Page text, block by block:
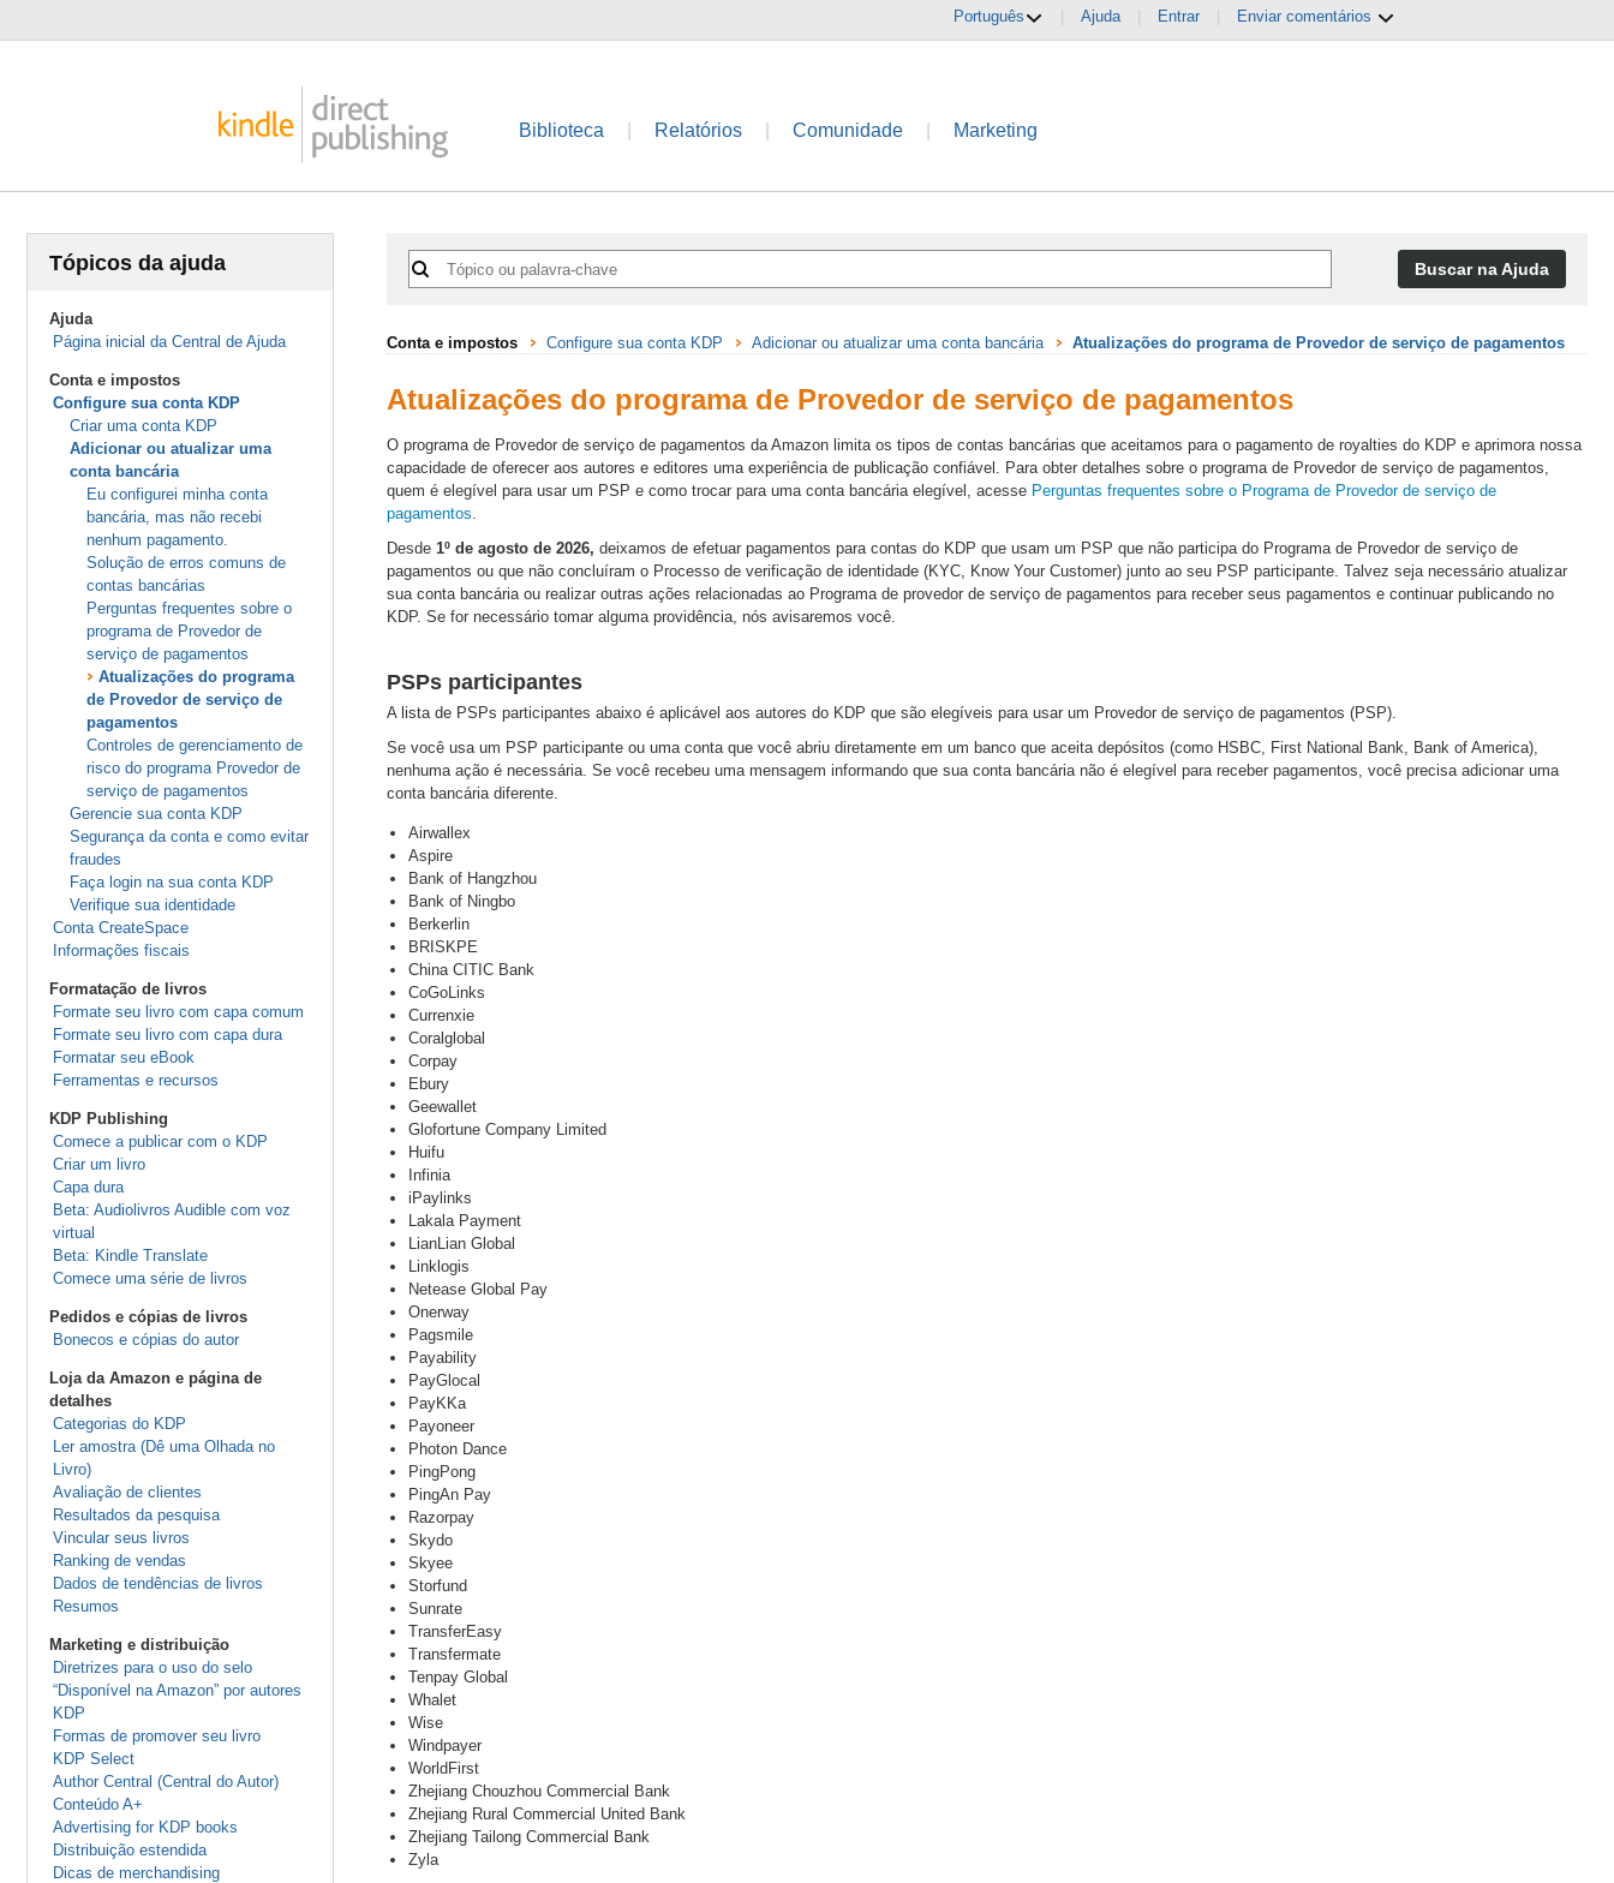
Português Ajuda Entrar Enviar comentários
Biblioteca Relatórios Comunidade Marketing
Tópicos da ajuda
Ajuda
Página inicial da Central de Ajuda
Conta e impostos
Configure sua conta KDP
Criar uma conta KDP
Adicionar ou atualizar uma
conta bancária
Eu configurei minha conta
bancária, mas não recebi
nenhum pagamento.
Solução de erros comuns de
contas bancárias
Perguntas frequentes sobre o
programa de Provedor de
serviço de pagamentos
Atualizações do programa
de Provedor de serviço de
pagamentos
Controles de gerenciamento de
risco do programa Provedor de
serviço de pagamentos
Gerencie sua conta KDP
Segurança da conta e como evitar
fraudes
Faça login na sua conta KDP
Verifique sua identidade
Conta CreateSpace
Informações fiscais
Formatação de livros
Formate seu livro com capa comum
Formate seu livro com capa dura
Formatar seu eBook
Ferramentas e recursos
KDP Publishing
Comece a publicar com o KDP
Criar um livro
Capa dura
Beta: Audiolivros Audible com voz
virtual
Beta: Kindle Translate
Comece uma série de livros
Pedidos e cópias de livros
Bonecos e cópias do autor
Loja da Amazon e página de
detalhes
Categorias do KDP
Ler amostra (Dê uma Olhada no
Livro)
Avaliação de clientes
Resultados da pesquisa
Vincular seus livros
Ranking de vendas
Dados de tendências de livros
Resumos
Marketing e distribuição
Diretrizes para o uso do selo
“Disponível na Amazon” por autores
KDP
Formas de promover seu livro
KDP Select
Author Central (Central do Autor)
Conteúdo A+
Advertising for KDP books
Distribuição estendida
Dicas de merchandising
Buscar na Ajuda
Conta e impostos Configure sua conta KDP Adicionar ou atualizar uma conta bancária Atualizações do programa de Provedor de serviço de pagamentos
Atualizações do programa de Provedor de serviço de pagamentos
O programa de Provedor de serviço de pagamentos da Amazon limita os tipos de contas bancárias que aceitamos para o pagamento de royalties do KDP e aprimora nossa
capacidade de oferecer aos autores e editores uma experiência de publicação confiável. Para obter detalhes sobre o programa de Provedor de serviço de pagamentos,
quem é elegível para usar um PSP e como trocar para uma conta bancária elegível, acesse Perguntas frequentes sobre o Programa de Provedor de serviço de
pagamentos.
Desde 1º de agosto de 2026, deixamos de efetuar pagamentos para contas do KDP que usam um PSP que não participa do Programa de Provedor de serviço de
pagamentos ou que não concluíram o Processo de verificação de identidade (KYC, Know Your Customer) junto ao seu PSP participante. Talvez seja necessário atualizar
sua conta bancária ou realizar outras ações relacionadas ao Programa de provedor de serviço de pagamentos para receber seus pagamentos e continuar publicando no
KDP. Se for necessário tomar alguma providência, nós avisaremos você.
PSPs participantes
A lista de PSPs participantes abaixo é aplicável aos autores do KDP que são elegíveis para usar um Provedor de serviço de pagamentos (PSP).
Se você usa um PSP participante ou uma conta que você abriu diretamente em um banco que aceita depósitos (como HSBC, First National Bank, Bank of America),
nenhuma ação é necessária. Se você recebeu uma mensagem informando que sua conta bancária não é elegível para receber pagamentos, você precisa adicionar uma
conta bancária diferente.
Airwallex
Aspire
Bank of Hangzhou
Bank of Ningbo
Berkerlin
BRISKPE
China CITIC Bank
CoGoLinks
Currenxie
Coralglobal
Corpay
Ebury
Geewallet
Glofortune Company Limited
Huifu
Infinia
iPaylinks
Lakala Payment
LianLian Global
Linklogis
Netease Global Pay
Onerway
Pagsmile
Payability
PayGlocal
PayKKa
Payoneer
Photon Dance
PingPong
PingAn Pay
Razorpay
Skydo
Skyee
Storfund
Sunrate
TransferEasy
Transfermate
Tenpay Global
Whalet
Wise
Windpayer
WorldFirst
Zhejiang Chouzhou Commercial Bank
Zhejiang Rural Commercial United Bank
Zhejiang Tailong Commercial Bank
Zyla